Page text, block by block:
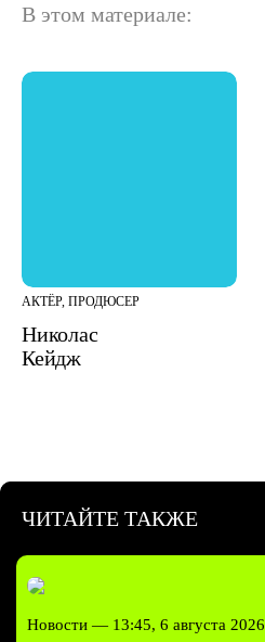
В этом материале:
АКТЁР, ПРОДЮСЕР
Николас
Кейдж
ЧИТАЙТЕ ТАКЖЕ
Новости — 13:45, 6 августа 2026